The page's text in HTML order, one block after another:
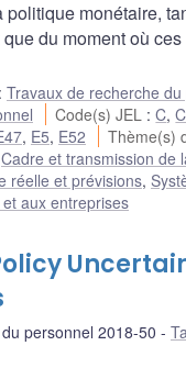
politique monétaire,
du moment où
: Travaux de recherche
Code(s) JEL :C,
, E5, E52 Thème(s)
Cadre et transmission de
réelle et prévisions,
aux entreprises
personnel 2018-50